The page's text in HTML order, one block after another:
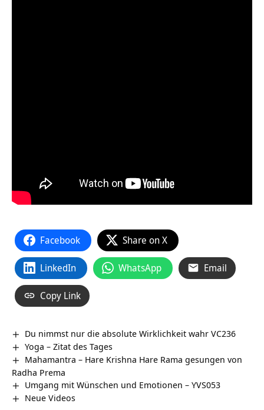
Facebook Share on X
LinkedIn WhatsApp Email
Copy Link
Du nimmst nur die absolute Wirklichkeit wahr VC236
Yoga – Zitat des Tages
Mahamantra – Hare Krishna Hare Rama gesungen von
Radha Prema
Umgang mit Wünschen und Emotionen – YVS053
Neue Videos